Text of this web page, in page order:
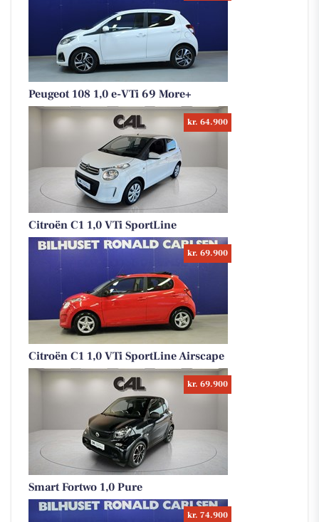
Peugeot 108 1,0 e-VTi 69 More+
kr. 64.900
Citroën C1 1,0 VTi SportLine
kr. 69.900
Citroën C1 1,0 VTi SportLine Airscape
kr. 69.900
Smart Fortwo 1,0 Pure
kr. 74.900